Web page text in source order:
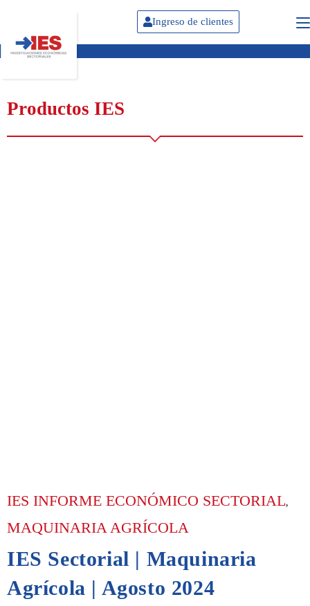
Ingreso de clientes
Productos IES
IES INFORME ECONÓMICO SECTORIAL,
MAQUINARIA AGRÍCOLA
IES Sectorial | Maquinaria
Agrícola | Agosto 2024